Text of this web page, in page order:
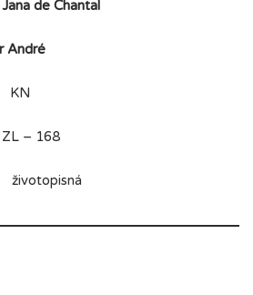
de Chantal
André
– 168